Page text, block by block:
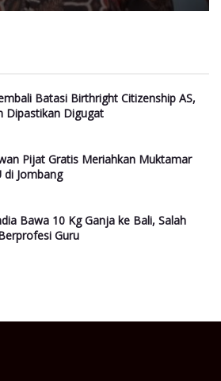
Batasi Birthright Citizenship AS,
Dipastikan Digugat
Pijat Gratis Meriahkan Muktamar
di Jombang
Bawa 10 Kg Ganja ke Bali, Salah
Guru